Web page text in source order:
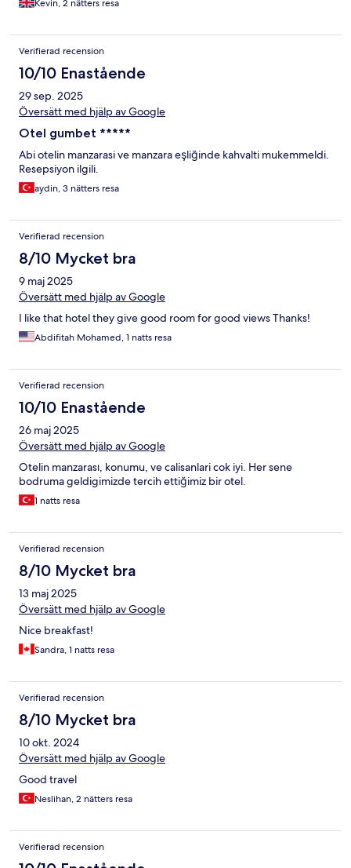
but that was ruined by extreme music from local nightclubs until
Kevin, 2 nätters resa
Verifierad recension
10/10 Enastående
29 sep. 2025
Översätt med hjälp av Google
Otel gumbet *****
Abi otelin manzarasi ve manzara eşliğinde kahvalti mukemmeldi.
Resepsiyon ilgili.
aydin, 3 nätters resa
Verifierad recension
8/10 Mycket bra
9 maj 2025
Översätt med hjälp av Google
I like that hotel they give good room for good views Thanks!
Abdifitah Mohamed, 1 natts resa
Verifierad recension
10/10 Enastående
26 maj 2025
Översätt med hjälp av Google
Otelin manzarası, konumu, ve calisanlari cok iyi. Her sene
bodruma geldigimizde tercih ettiğimiz bir otel.
1 natts resa
Verifierad recension
8/10 Mycket bra
13 maj 2025
Översätt med hjälp av Google
Nice breakfast!
Sandra, 1 natts resa
Verifierad recension
8/10 Mycket bra
10 okt. 2024
Översätt med hjälp av Google
Good travel
Neslihan, 2 nätters resa
Verifierad recension